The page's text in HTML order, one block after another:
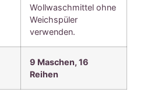
Wollwaschmittel ohne
Weichspüler
verwenden.
9 Maschen, 16
Reihen